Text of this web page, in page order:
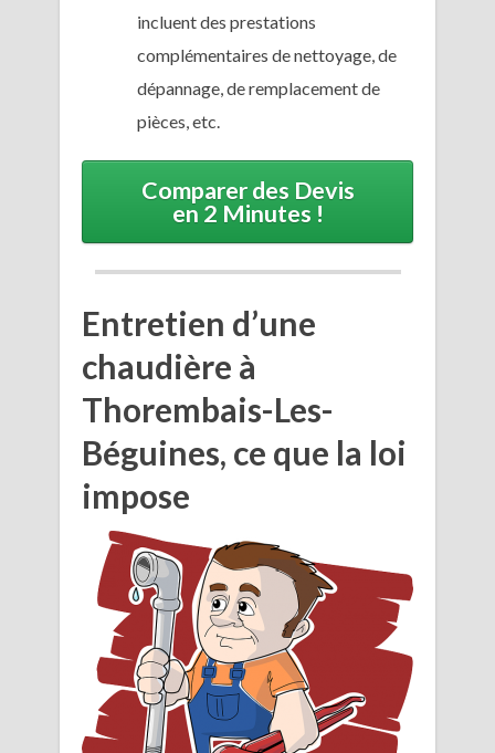
incluent des prestations
complémentaires de nettoyage, de
dépannage, de remplacement de
pièces, etc.
Comparer des Devis
en 2 Minutes !
Entretien d’une
chaudière à
Thorembais-Les-
Béguines, ce que la loi
impose